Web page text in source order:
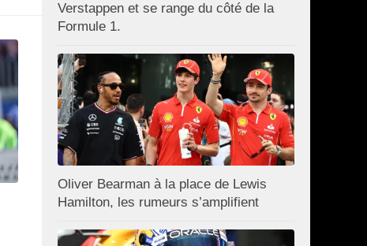
Verstappen et se range du côté de la
Formule 1.
Oliver Bearman à la place de Lewis
Hamilton, les rumeurs s’amplifient